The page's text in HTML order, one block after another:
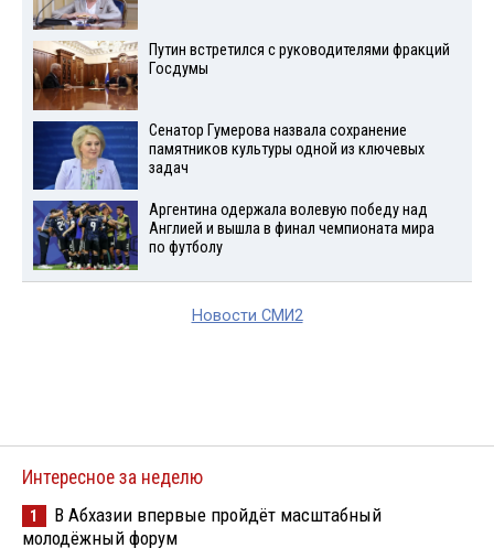
Путин встретился с руководителями фракций
Госдумы
Сенатор Гумерова назвала сохранение
памятников культуры одной из ключевых
задач
Аргентина одержала волевую победу над
Англией и вышла в финал чемпионата мира
по футболу
Новости СМИ2
Интересное за неделю
1
В Абхазии впервые пройдёт масштабный
молодёжный форум